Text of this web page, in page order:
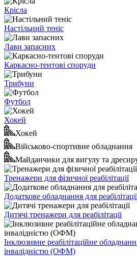
Крісла
Настільний теніс
Лави запасних
Каркасно-тентові споруди
Трибуни
Футбол
Хокей
Хокей
Військово-спортивне обладнання
Майданчики для вигулу та
Тренажери для фізичної реабілітації
Додаткове обладнання для
Дитячі тренажери для реабілітації
Інклюзивне реабілітаційне
інвалідністю (ОФМ)